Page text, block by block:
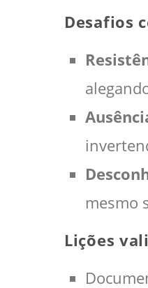
Desafios
mesmo
Lições